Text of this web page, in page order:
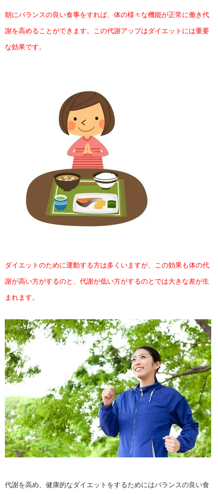
朝にバランスの良い食事をすれば、体の様々な機能が正常に働き代
謝を高めることができます。この代謝アップはダイエットには重要
な効果です。
ダイエットのために運動する方は多くいますが、この効果も体の代
謝が高い方がするのと、代謝が低い方がするのとでは大きな差が生
まれます。
代謝を高め、健康的なダイエットをするためにはバランスの良い食